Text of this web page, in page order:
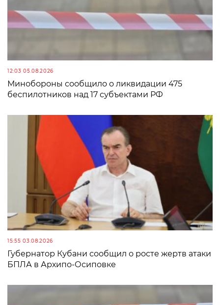
12:03 05.08.2026
Минобороны сообщило о ликвидации 475
беспилотников над 17 субъектами РФ
15:55 03.08.2026
Губернатор Кубани сообщил о росте жертв атаки
БПЛА в Архипо-Осиповке